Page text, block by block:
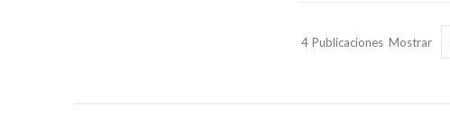
4 Publicaciones Mostrar